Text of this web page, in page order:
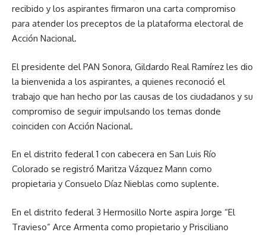
recibido y los aspirantes firmaron una carta compromiso
para atender los preceptos de la plataforma electoral de
Acción Nacional.
El presidente del PAN Sonora, Gildardo Real Ramírez les dio
la bienvenida a los aspirantes, a quienes reconoció el
trabajo que han hecho por las causas de los ciudadanos y su
compromiso de seguir impulsando los temas donde
coinciden con Acción Nacional.
En el distrito federal 1 con cabecera en San Luis Río
Colorado se registró Maritza Vázquez Mann como
propietaria y Consuelo Díaz Nieblas como suplente.
En el distrito federal 3 Hermosillo Norte aspira Jorge “El
Travieso” Arce Armenta como propietario y Prisciliano